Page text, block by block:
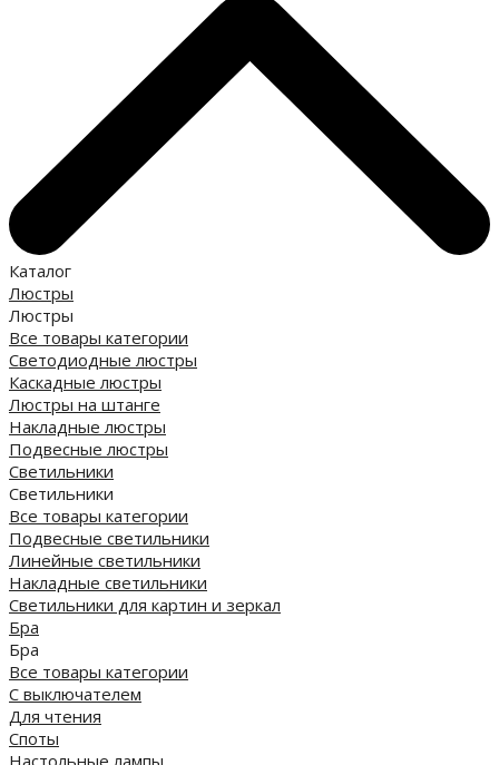
Каталог
Люстры
Люстры
Все товары категории
Светодиодные люстры
Каскадные люстры
Люстры на штанге
Накладные люстры
Подвесные люстры
Светильники
Светильники
Все товары категории
Подвесные светильники
Линейные светильники
Накладные светильники
Светильники для картин и зеркал
Бра
Бра
Все товары категории
С выключателем
Для чтения
Споты